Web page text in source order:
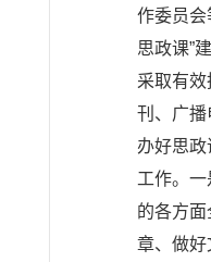
作委员会
思政课”
采取有
刊、广播
办好思
工作。一
的各方
章、做好